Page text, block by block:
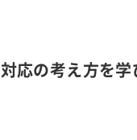
応の考え方を学